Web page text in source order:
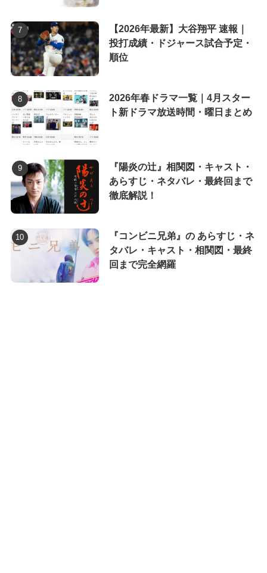
【2026年最新】大谷翔平 速報｜
投打成績・ドジャース試合予定・
順位
2026年春ドラマ一覧｜4月スター
ト新ドラマ放送時間・曜日まとめ
『陽炎の辻』相関図・キャスト・
あらすじ・ネタバレ・最終回まで
徹底解説！
『コンビニ兄弟』の あらすじ・ネ
タバレ・キャスト・相関図・最終
回まで完全網羅